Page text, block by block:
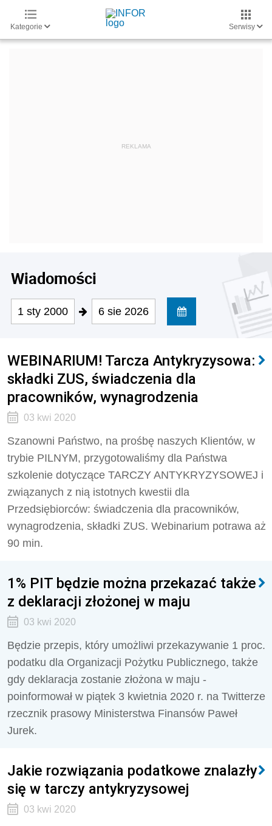
Kategorie Serwisy
Wiadomości
1 sty 2000 6 sie 2026
WEBINARIUM! Tarcza Antykryzysowa:
składki ZUS, świadczenia dla
pracowników, wynagrodzenia
03 kwi 2020
Szanowni Państwo, na prośbę naszych Klientów, w
trybie PILNYM, przygotowaliśmy dla Państwa
szkolenie dotyczące TARCZY ANTYKRYZYSOWEJ i
związanych z nią istotnych kwestii dla
Przedsiębiorców: świadczenia dla pracowników,
wynagrodzenia, składki ZUS. Webinarium potrawa aż
90 min.
1% PIT będzie można przekazać także
z deklaracji złożonej w maju
03 kwi 2020
Będzie przepis, który umożliwi przekazywanie 1 proc.
podatku dla Organizacji Pożytku Publicznego, także
gdy deklaracja zostanie złożona w maju -
poinformował w piątek 3 kwietnia 2020 r. na Twitterze
rzecznik prasowy Ministerstwa Finansów Paweł
Jurek.
Jakie rozwiązania podatkowe znalazły
się w tarczy antykryzysowej
03 kwi 2020